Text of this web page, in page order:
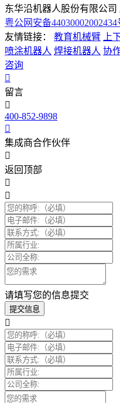
东华沿机器人股份有限公
粤公网安备44030002002434
友情链接：
教育机械臂 上
喷涂机器人 焊接机器人 协
咨询
留言
400-852-9898
集成商合作伙伴
返回顶部
请填写您的信息提交
提交信息